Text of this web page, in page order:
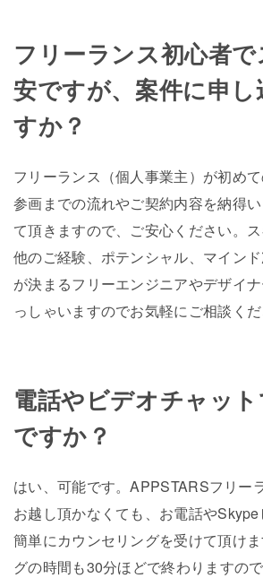
フリーランス初心者
安ですが、案件に申し
すか？
フリーランス（個人事業主）が初め
参画までの流れやご契約内容を納得
て頂きますので、ご安心ください。ス
他のご経験、ポテンシャル、マイン
が決まるフリーエンジニアやデザイ
っしゃいますのでお気軽にご相談くだ
電話やビデオチャッ
ですか？
はい、可能です。APPSTARSフリー
お越し頂かなくても、お電話や
簡単にカウンセリングを受けて頂け
グの時間も30分ほどで終わりますの